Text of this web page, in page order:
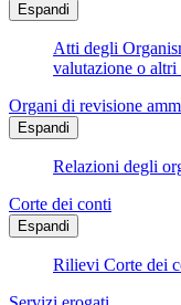
Espandi
Atti degli
valutazione o
Organi di revisione
Espandi
Relazioni degli
Corte dei conti
Espandi
Rilievi Corte dei